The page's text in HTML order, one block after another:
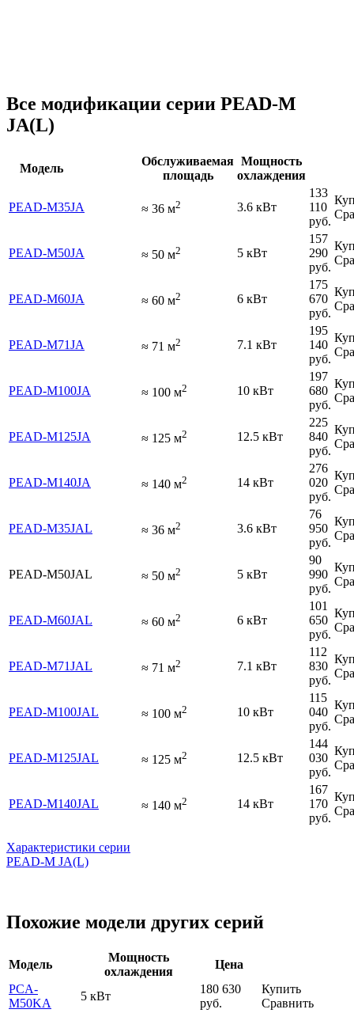
Все модификации серии PEAD-M
JA(L)
Модель
Обслуживаемая
площадь
Мощность
охлаждения
PEAD-M35JA ≈ 36 м2 3.6 кВт
133
110
руб.
PEAD-M50JA ≈ 50 м2 5 кВт
157
290
руб.
PEAD-M60JA ≈ 60 м2 6 кВт
175
670
руб.
PEAD-M71JA ≈ 71 м2 7.1 кВт
195
140
руб.
PEAD-M100JA ≈ 100 м2 10 кВт
197
680
руб.
PEAD-M125JA ≈ 125 м2 12.5 кВт
225
840
руб.
PEAD-M140JA ≈ 140 м2 14 кВт
276
020
руб.
PEAD-M35JAL ≈ 36 м2 3.6 кВт
76
950
руб.
PEAD-M50JAL ≈ 50 м2 5 кВт
90
990
руб.
PEAD-M60JAL ≈ 60 м2 6 кВт
101
650
руб.
PEAD-M71JAL ≈ 71 м2 7.1 кВт
112
830
руб.
PEAD-M100JAL ≈ 100 м2 10 кВт
115
040
руб.
PEAD-M125JAL ≈ 125 м2 12.5 кВт
144
030
руб.
PEAD-M140JAL ≈ 140 м2 14 кВт
167
170
руб.
Характеристики серии
PEAD-M JA(L)
Похожие модели других серий
Модель
Мощность
охлаждения
Цена
PCA-
M50KA
5 кВт
180 630
руб.
Купить
Сравнить